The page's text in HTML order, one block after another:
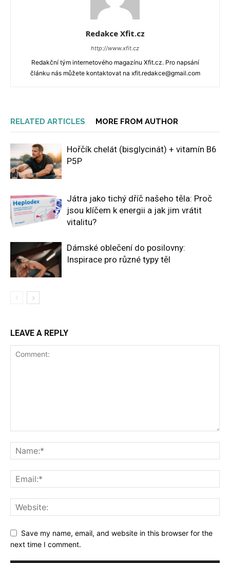
Redakce Xfit.cz
http://www.xfit.cz
Redakční tým internetového magazínu Xfit.cz. Pro napsání
článku nás můžete kontaktovat na xfit.redakce@gmail.com
RELATED ARTICLES MORE FROM AUTHOR
Hořčík chelát (bisglycinát) + vitamín B6
P5P
Játra jako tichý dříč našeho těla: Proč
jsou klíčem k energii a jak jim vrátit
vitalitu?
Dámské oblečení do posilovny:
Inspirace pro různé typy těl
LEAVE A REPLY
Save my name, email, and website in this browser for the
next time I comment.